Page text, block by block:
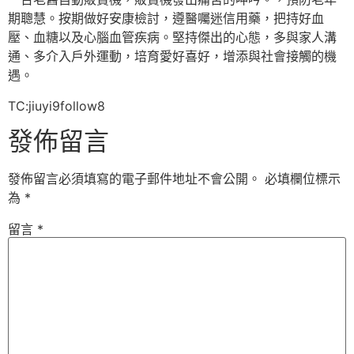
期聰慧。按期做好安康檢討，遵醫囑迷信用藥，把持好血
壓、血糖以及心腦血管疾病。堅持傑出的心態，多與家人溝
通、多介入戶外運動，培育愛好喜好，增添與社會接觸的機
遇。
TC:jiuyi9follow8
發佈留言
發佈留言必須填寫的電子郵件地址不會公開。 必填欄位標示
為 *
留言 *